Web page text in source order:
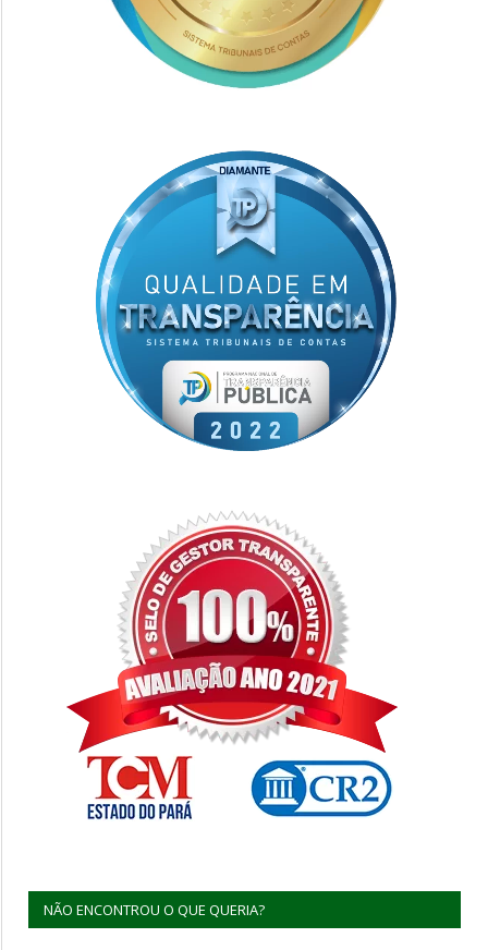
NÃO ENCONTROU O QUE QUERIA?